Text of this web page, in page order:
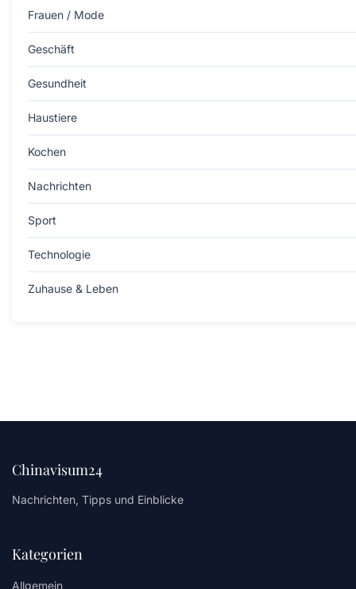
Frauen / Mode
Geschäft
Gesundheit
Haustiere
Kochen
Nachrichten
Sport
Technologie
Zuhause & Leben
Chinavisum24
Nachrichten, Tipps und Einblicke
Kategorien
Allgemein